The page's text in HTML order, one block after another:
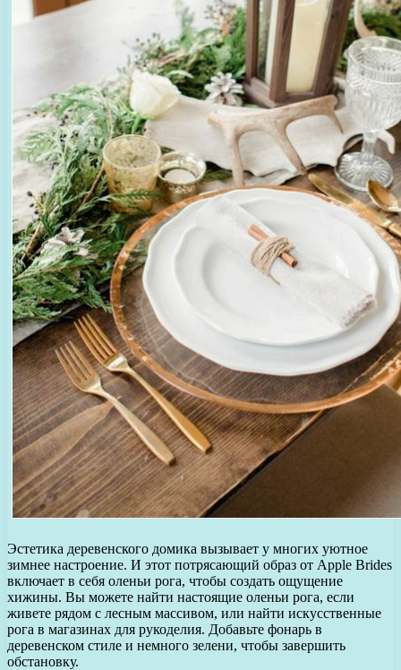
Эстетика деревенского домика вызывает у многих уютное
зимнее настроение. И этот потрясающий образ от Apple Brides
включает в себя оленьи рога, чтобы создать ощущение
хижины. Вы можете найти настоящие оленьи рога, если
живете рядом с лесным массивом, или найти искусственные
рога в магазинах для рукоделия. Добавьте фонарь в
деревенском стиле и немного зелени, чтобы завершить
обстановку.